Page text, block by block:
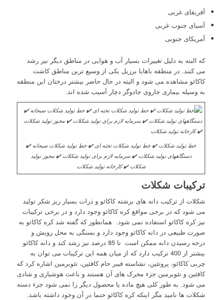
آفریقای غربی
آسیای جنوب غربی
آمریکای جنوبی
که البته به دلیل تغییرات بسیار آب و هوایی در مناطق دیگر نیز رشد
می کنند. در منطقه باهایا برزیل یکی از وسیع ترین مناطق کاشت
کاکائو مشاهده می شود و البته در حال حاضر بیشتر درختان این منطقه
به وسیله بیماری جاروی جادوگر دچار آسیب شده اند.
خط تولید شکلات ✔️ خط تولید شکلات تخته ای ✔️ خط تولید شکلات صبحانه ✔️
دستگاههای تولید شکلات ✔️ سرمایه لازم برای تولید شکلات ✔️ مجوز تولید
شکلات ✔️ کارخانه تولید شکلات
ترکیبات شکلات
شکلات از ترکیب دانه های برشته کاکائو و ذرات بسیار ریز شکر تولید
می شود که در برخی مواقع کره کاکائو وجود دارد و در برخی ترکیبات
نیز کره کاکائو استفاده نمی شود. همانطور که گفته شد کره کاکائو به
صورت طبیعی در دانه کاکائو وجود دارد و بستگی به محل رویش و
درجه رسیدن دانه ممکن است تا 85 درصد نیز رشد کند و دانه کاکائو
بیشتر از 400 ترکیب دارد که از میان همه این ترکیبات می توان به
چربی کاکائو، پروتئین، نشاسته فیبر خام کافئین، تئوبرمین اشاره کرد که
کافئین و تئوبرمین جزء محرک های آن هستند و باعث هوشیاری و شادی
می شود. به طور کلی هیچ ماده یا محصول دیگر را نمی شود جزء دسته
شکلات ها نامید مگر اینکه کره کاکائو حتما در آن وجود داشته باشد.